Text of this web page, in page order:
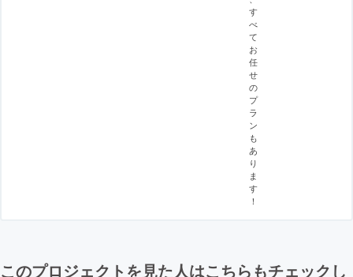
す
べ
て
お
任
せ
の
プ
ラ
ン
も
あ
り
ま
す
！
このプロジェクトを見た人はこちらもチェックし